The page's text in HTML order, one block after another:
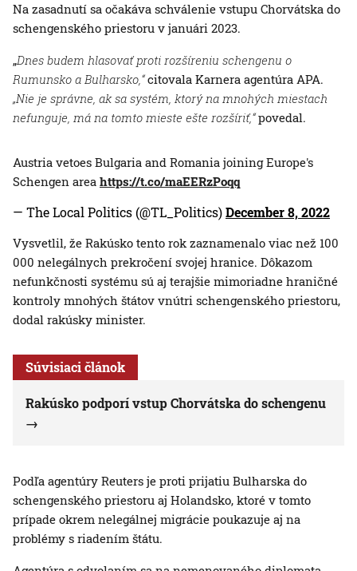
Na zasadnutí sa očakáva schválenie vstupu Chorvátska do
schengenského priestoru v januári 2023.
„Dnes budem hlasovať proti rozšíreniu schengenu o
Rumunsko a Bulharsko,“citovala Karnera agentúra APA.
„Nie je správne, ak sa systém, ktorý na mnohých miestach
nefunguje, má na tomto mieste ešte rozšíriť,“povedal.
Austria vetoes Bulgaria and Romania joining Europe's
Schengen area https://t.co/maEERzPoqq
— The Local Politics (@TL_Politics)December 8, 2022
Vysvetlil, že Rakúsko tento rok zaznamenalo viac než 100
000 nelegálnych prekročení svojej hranice. Dôkazom
nefunkčnosti systému sú aj terajšie mimoriadne hraničné
kontroly mnohých štátov vnútri schengenského priestoru,
dodal rakúsky minister.
Súvisiaci článok
Rakúsko podporí vstup Chorvátska do schengenu
Podľa agentúry Reuters je proti prijatiu Bulharska do
schengenského priestoru aj Holandsko, ktoré v tomto
prípade okrem nelegálnej migrácie poukazuje aj na
problémy s riadením štátu.